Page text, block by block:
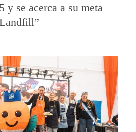
y se acerca a su meta